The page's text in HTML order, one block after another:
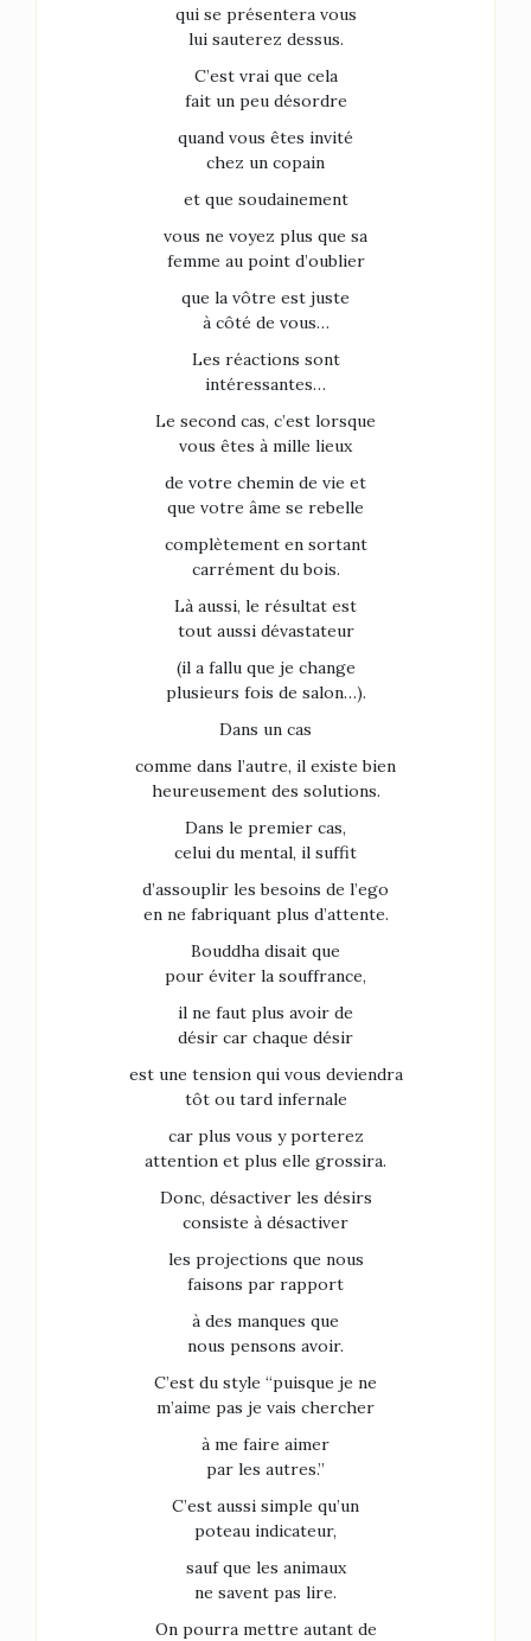
qui se présentera vous
lui sauterez dessus.
C’est vrai que cela
fait un peu désordre
quand vous êtes invité
chez un copain
et que soudainement
vous ne voyez plus que sa
femme au point d’oublier
que la vôtre est juste
à côté de vous…
Les réactions sont
intéressantes…
Le second cas, c’est lorsque
vous êtes à mille lieux
de votre chemin de vie et
que votre âme se rebelle
complètement en sortant
carrément du bois.
Là aussi, le résultat est
tout aussi dévastateur
(il a fallu que je change
plusieurs fois de salon…).
Dans un cas
comme dans l’autre, il existe bien
heureusement des solutions.
Dans le premier cas,
celui du mental, il suffit
d’assouplir les besoins de l’ego
en ne fabriquant plus d’attente.
Bouddha disait que
pour éviter la souffrance,
il ne faut plus avoir de
désir car chaque désir
est une tension qui vous deviendra
tôt ou tard infernale
car plus vous y porterez
attention et plus elle grossira.
Donc, désactiver les désirs
consiste à désactiver
les projections que nous
faisons par rapport
à des manques que
nous pensons avoir.
C’est du style “puisque je ne
m’aime pas je vais chercher
à me faire aimer
par les autres.”
C’est aussi simple qu’un
poteau indicateur,
sauf que les animaux
ne savent pas lire.
On pourra mettre autant de